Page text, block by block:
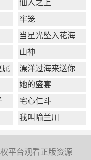
仙人之上
牢笼
当星光坠入花海
山神
属
漂洋过海来送你
她的盛宴
宅心仁斗
我叫喻兰川
平台观看正版资源